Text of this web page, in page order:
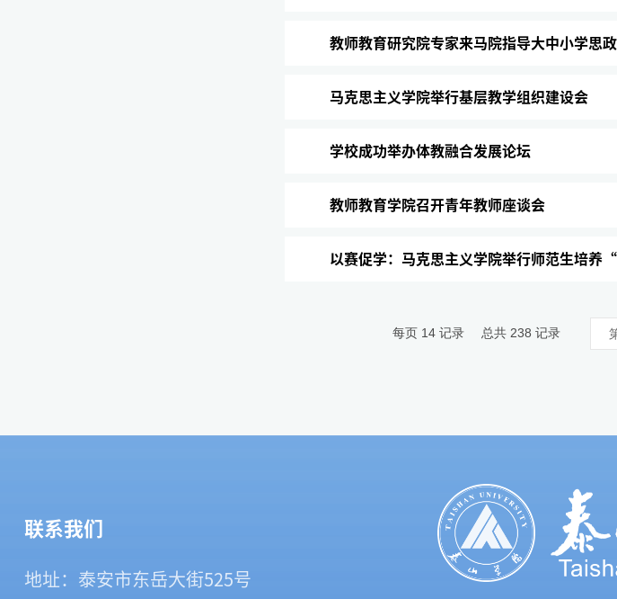
教师教育研究院专家来马院指导大中小学思
马克思主义学院举行基层教学组织建设会
学校成功举办体教融合发展论坛
教师教育学院召开青年教师座谈会
以赛促学：马克思主义学院举行师范生培养
每页 14 记录 总共 238 记录
联系我们
地址：泰安市东岳大街525号